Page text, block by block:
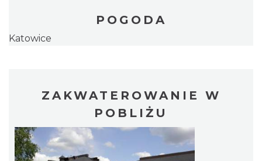
POGODA
Katowice
ZAKWATEROWANIE W
POBLIŻU